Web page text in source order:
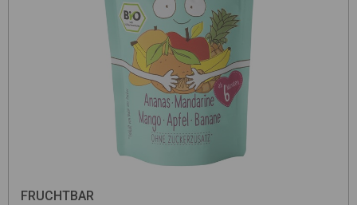
FRUCHTBAR